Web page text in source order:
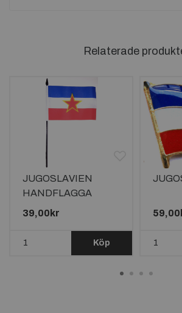
Relaterade
JUGOSLAVIEN
HANDFLAGGA
15X10CM
39,00kr
Köp